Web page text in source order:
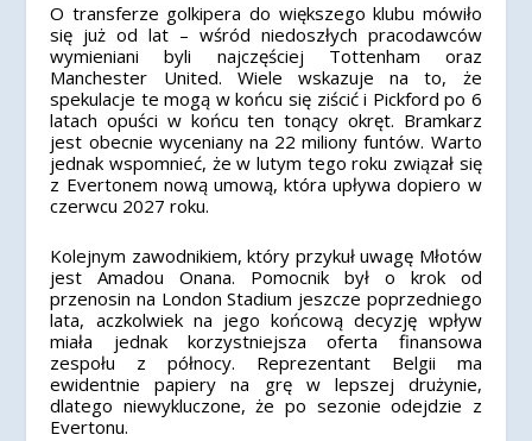
O transferze golkipera do większego klubu mówiło
się już od lat – wśród niedoszłych pracodawców
wymieniani byli najczęściej Tottenham oraz
Manchester United. Wiele wskazuje na to, że
spekulacje te mogą w końcu się ziścić i Pickford po 6
latach opuści w końcu ten tonący okręt. Bramkarz
jest obecnie wyceniany na 22 miliony funtów. Warto
jednak wspomnieć, że w lutym tego roku związał się
z Evertonem nową umową, która upływa dopiero w
czerwcu 2027 roku.
Kolejnym zawodnikiem, który przykuł uwagę Młotów
jest Amadou Onana. Pomocnik był o krok od
przenosin na London Stadium jeszcze poprzedniego
lata, aczkolwiek na jego końcową decyzję wpływ
miała jednak korzystniejsza oferta finansowa
zespołu z północy. Reprezentant Belgii ma
ewidentnie papiery na grę w lepszej drużynie,
dlatego niewykluczone, że po sezonie odejdzie z
Evertonu.